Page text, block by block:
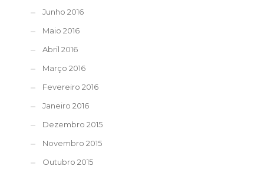
Junho 2016
Maio 2016
Abril 2016
Março 2016
Fevereiro 2016
Janeiro 2016
Dezembro 2015
Novembro 2015
Outubro 2015